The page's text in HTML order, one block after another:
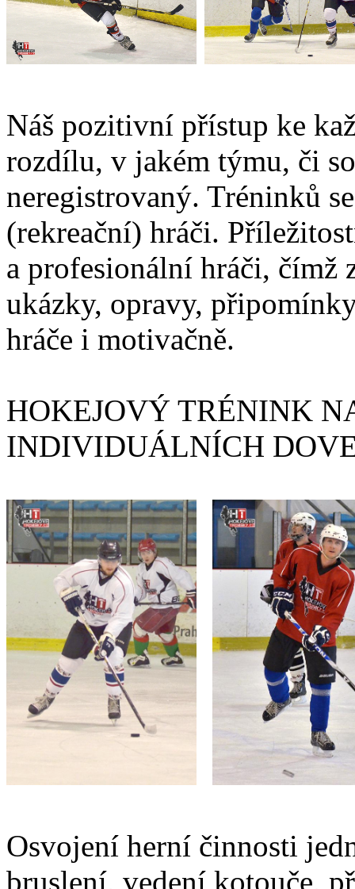
Náš pozitivní přístup ke
rozdílu, v jakém týmu, či
neregistrovaný. Tréninků
(rekreační) hráči.
a profesionální hráči,
ukázky, opravy,
hráče i motivačně.
HOKEJOVÝ TRÉNINK
INDIVIDUÁLNÍCH
Osvojení herní činnosti
bruslení, vedení kotouče,